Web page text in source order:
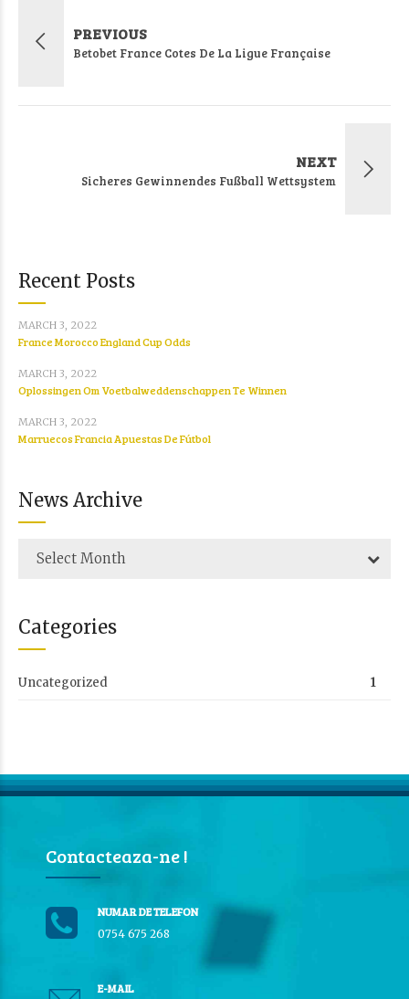
PREVIOUS
Betobet France Cotes De La Ligue Française
NEXT
Sicheres Gewinnendes Fußball Wettsystem
Recent Posts
MARCH 3, 2022
France Morocco England Cup Odds
MARCH 3, 2022
Oplossingen Om Voetbalweddenschappen Te Winnen
MARCH 3, 2022
Marruecos Francia Apuestas De Fútbol
News Archive
Select Month
Categories
Uncategorized 1
Contacteaza-ne !
NUMAR DE TELEFON
0754 675 268
E-MAIL